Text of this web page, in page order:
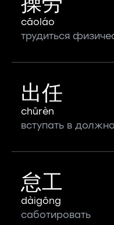
cāoláo
трудиться
出任
chūrèn
вступать в
怠工
dàigōng
саботировать